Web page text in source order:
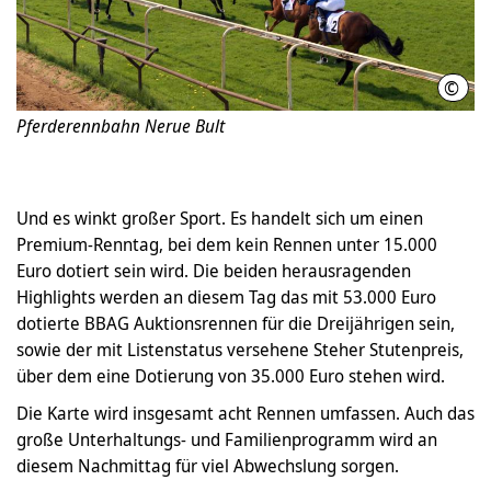
©
Pferderennbahn Nerue Bult
Und es winkt großer Sport. Es handelt sich um einen
Premium-Renntag, bei dem kein Rennen unter 15.000
Euro dotiert sein wird. Die beiden herausragenden
Highlights werden an diesem Tag das mit 53.000 Euro
dotierte BBAG Auktionsrennen für die Dreijährigen sein,
sowie der mit Listenstatus versehene Steher Stutenpreis,
über dem eine Dotierung von 35.000 Euro stehen wird.
Die Karte wird insgesamt acht Rennen umfassen. Auch das
große Unterhaltungs- und Familienprogramm wird an
diesem Nachmittag für viel Abwechslung sorgen.